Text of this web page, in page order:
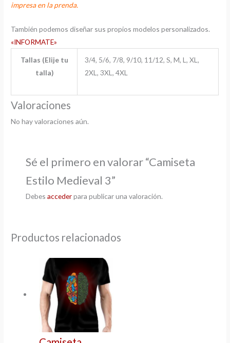
impresa en la prenda.
También podemos diseñar sus propios modelos personalizados.
«INFORMATE»
Tallas (Elije tu
talla)
3/4, 5/6, 7/8, 9/10, 11/12, S, M, L, XL,
2XL, 3XL, 4XL
Valoraciones
No hay valoraciones aún.
Sé el primero en valorar “Camiseta
Estilo Medieval 3”
Debesaccederpara publicar una valoración.
Productos relacionados